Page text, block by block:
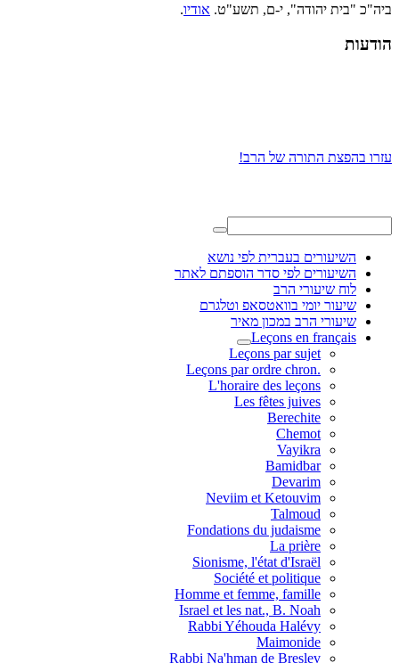
ביה"כ "בית יהודה", י-ם, תשע"ט. אודיו.
הודעות
עזרו בהפצת התורה של הרב!
השיעורים בעברית לפי נושא
השיעורים לפי סדר הוספתם לאתר
לוח שיעורי הרב
שיעור יומי בוואטסאפ וטלגרם
שיעורי הרב במכון מאיר
Leçons en français
Leçons par sujet
.Leçons par ordre chron
L'horaire des leçons
Les fêtes juives
Berechite
Chemot
Vayikra
Bamidbar
Devarim
Neviim et Ketouvim
Talmoud
Fondations du judaisme
La prière
Sionisme, l'état d'Israël
Société et politique
Homme et femme, famille
Israel et les nat., B. Noah
Rabbi Yéhouda Halévy
Maimonide
Rabbi Na'hman de Breslev